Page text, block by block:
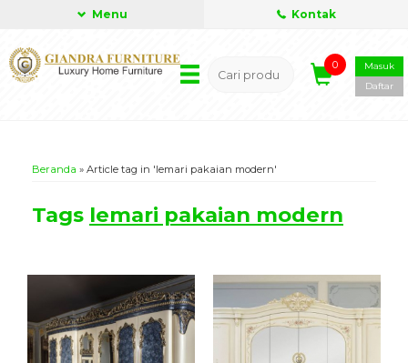
Menu Kontak
0
Masuk
Daftar
Beranda » Article tag in 'lemari pakaian modern'
Tags lemari pakaian modern